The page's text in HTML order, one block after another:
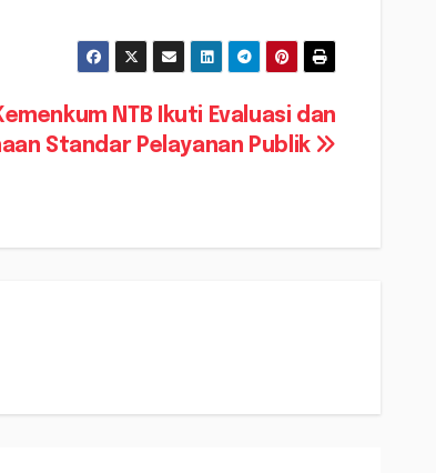
NTB Ikuti Evaluasi dan
Standar Pelayanan Publik